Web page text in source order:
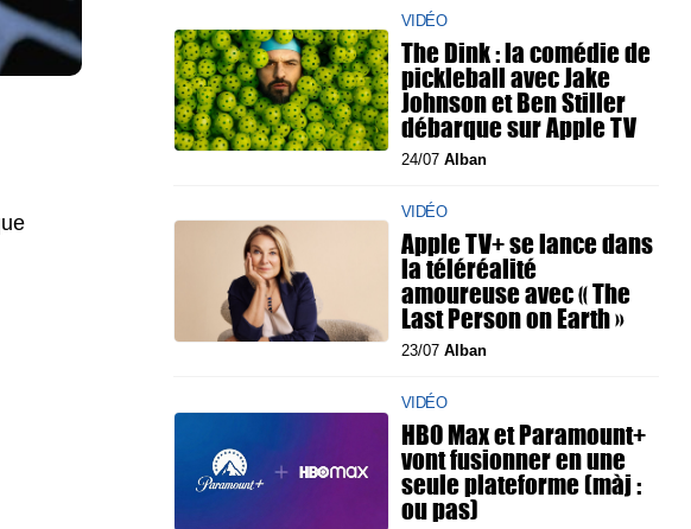
VIDÉO
The Dink : la comédie de
pickleball avec Jake
Johnson et Ben Stiller
débarque sur Apple TV
24/07 Alban
VIDÉO
Apple TV+ se lance dans
la téléréalité
amoureuse avec « The
Last Person on Earth »
23/07 Alban
VIDÉO
HBO Max et Paramount+
vont fusionner en une
seule plateforme (màj :
ou pas)